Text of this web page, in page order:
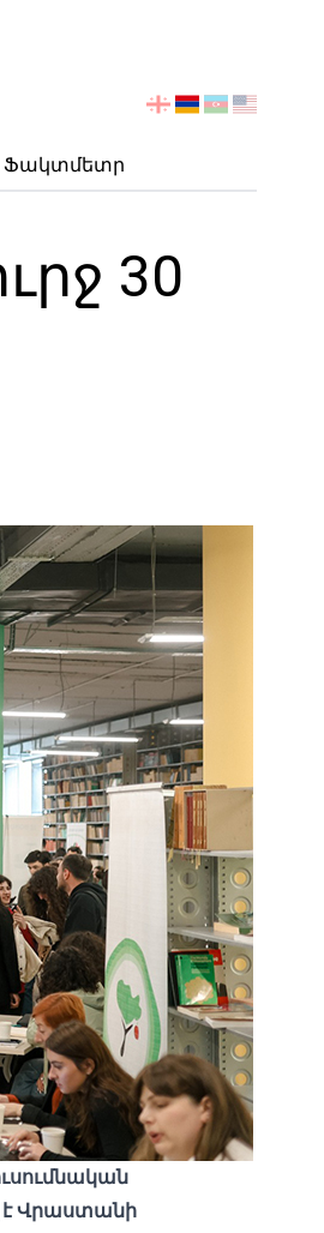
Ֆակտմետր
აირჩიეთ
30
է Վրաստանի